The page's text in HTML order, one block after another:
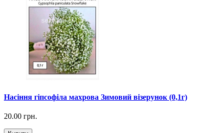
Насіння гіпсофіла махрова Зимовий візерунок (0,1г)
20.00 грн.